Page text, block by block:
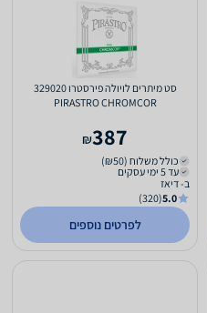
סט מיתרים לויולה פירסטרו 329020
PIRASTRO CHROMCOR
387
₪
כולל משלוח (₪50)
עד 5 ימי עסקים
ב- דיאז
5.0
(320)
לפרטים נוספים